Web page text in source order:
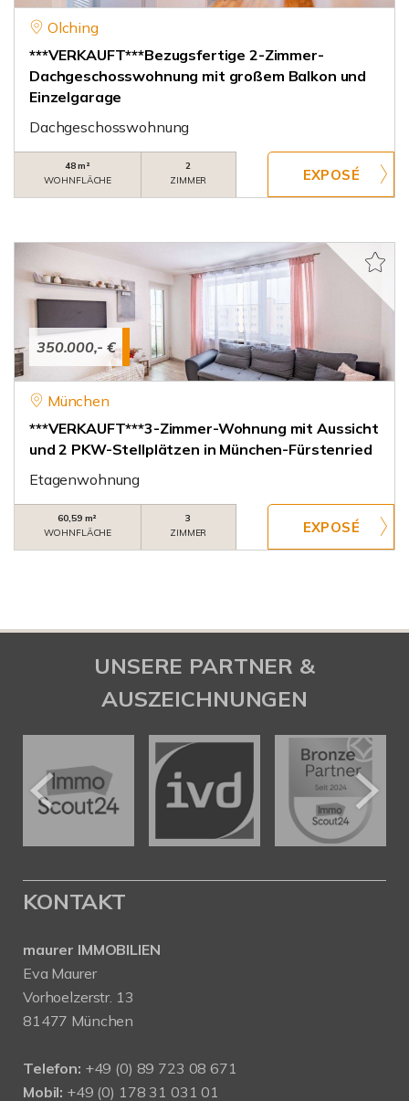
Olching
***VERKAUFT***Bezugsfertige 2-Zimmer-
Dachgeschosswohnung mit großem Balkon und
Einzelgarage
Dachgeschosswohnung
48 m²
WOHNFLÄCHE
2
ZIMMER
350.000,- €
München
***VERKAUFT***3-Zimmer-Wohnung mit Aussicht
und 2 PKW-Stellplätzen in München-Fürstenried
Etagenwohnung
60,59 m²
WOHNFLÄCHE
3
ZIMMER
UNSERE PARTNER &
AUSZEICHNUNGEN
KONTAKT
maurer IMMOBILIEN
Eva Maurer
Vorhoelzerstr. 13
81477 München
Telefon: +49 (0) 89 723 08 671
Mobil: +49 (0) 178 31 031 01